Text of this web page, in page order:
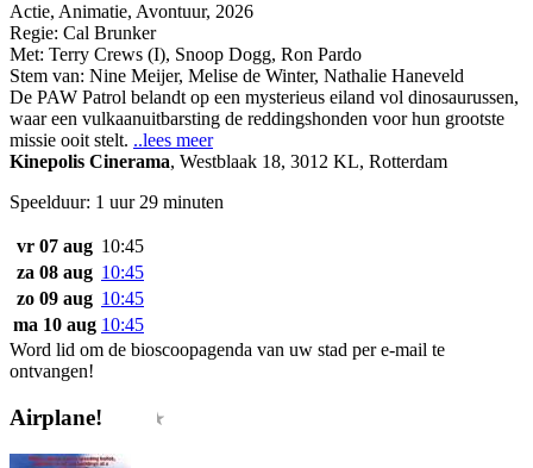
Actie, Animatie, Avontuur, 2026
Regie: Cal Brunker
Met: Terry Crews (I), Snoop Dogg, Ron Pardo
Stem van: Nine Meijer, Melise de Winter, Nathalie Haneveld
De PAW Patrol belandt op een mysterieus eiland vol dinosaurussen,
waar een vulkaanuitbarsting de reddingshonden voor hun grootste
missie ooit stelt. ..lees meer
Kinepolis Cinerama, Westblaak 18, 3012 KL, Rotterdam
Speelduur: 1 uur 29 minuten
vr 07 aug 10:45
za 08 aug 10:45
zo 09 aug 10:45
ma 10 aug 10:45
Word lid om de bioscoopagenda van uw stad per e-mail te
ontvangen!
Airplane!